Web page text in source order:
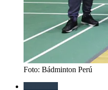
Foto: Bádminton Perú